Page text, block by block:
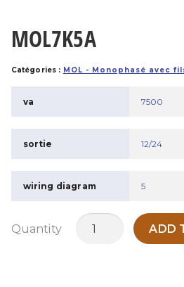
MOL7K5A
Catégories : MOL - Monophasé avec
va 7500
sortie 12/24
wiring diagram 5
Quantity
quantité
ADD